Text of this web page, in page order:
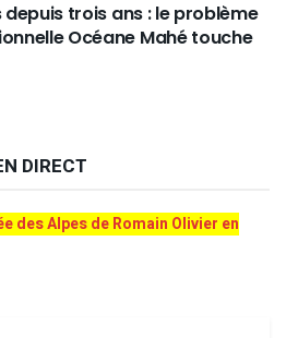
depuis trois ans : le problème
Océane Mahé touche
DIRECT
des Alpes de Romain Olivier en